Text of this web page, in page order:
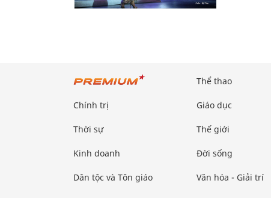
Chính trị
Thời sự
Kinh doanh
Dân tộc và Tôn giáo
Thể thao
Giáo dục
Thế giới
Đời sống
Văn hóa - Giải trí